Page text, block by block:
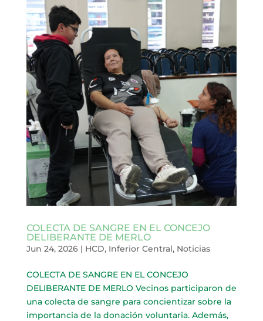
COLECTA DE SANGRE EN EL CONCEJO
DELIBERANTE DE MERLO
Jun 24, 2026| HCD, Inferior Central, Noticias
COLECTA DE SANGRE EN EL CONCEJO
DELIBERANTE DE MERLO Vecinos participaron de
una colecta de sangre para concientizar sobre la
importancia de la donación voluntaria. Además,